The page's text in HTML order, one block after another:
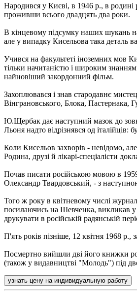
Народився у Києві, в 1946 р., в
проживши всього двадцять два роки.
В кінцевому підсумку наших шукань
але у випадку Кисельова така деталь
Учився на факультеті іноземних мов
тільки начитаністю і широким
найновіший закордонний фільм.
Захоплювався і знав стародавнє
Вінграновського, Блока, Пастернака,
Ю.Щербак дає наступний мазок до
Льоня надто відрізнявся од
Коли Кисельов захворів - невідомо,
Родина, друзі й лікарі-спеціалісти
Почав писати російською мовою в
Олександр Твардовський, - з
Того ж року в квітневому числі
посилаючись на Шевченка, викликав у
друкувати в російській радянській
П'ять років пізніше, 12 квітня 1968 р.,
Посмертно вийшли дві його книжки
(також у видавництві "Молодь") під
узнать цену на индивидуальную работу